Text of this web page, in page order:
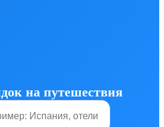
на путешествия